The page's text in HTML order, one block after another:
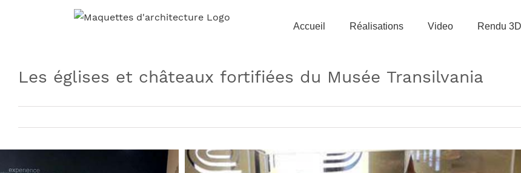
Accueil Réalisations Video Rendu
Les églises et châteaux fortifiées du Musée Transilvania